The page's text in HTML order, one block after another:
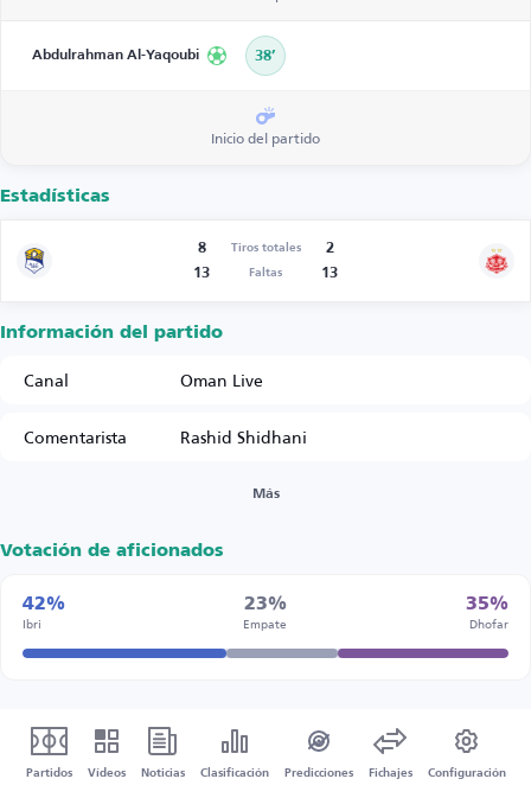
Abdulrahman Al-Yaqoubi 38’
Inicio del partido
Estadísticas
8 Tiros totales
2
13
Faltas 13
Información del partido
Canal
Oman Live
Comentarista
Rashid Shidhani
Más
Votación de aficionados
42%
Ibri
23%
Empate
35%
Dhofar
Partidos Vídeos Noticias Clasificación Predicciones Fichajes Configuración